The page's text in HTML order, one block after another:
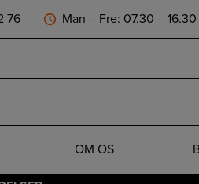
76 Man – Fre: 07.30 –
OM OS